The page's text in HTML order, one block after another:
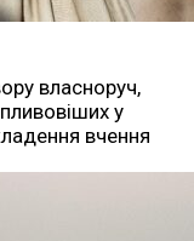
власноруч,
у
вчення